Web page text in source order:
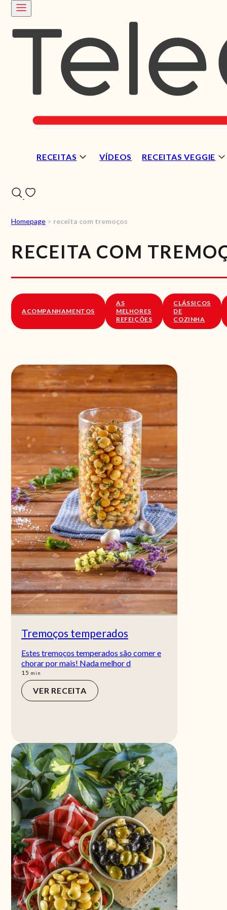
RECEITAS VÍDEOS RECEITAS VEGGIE
Homepage > receita com tremoços
RECEITA COM
ACOMPANHAMENTOS
AS
MELHORES
REFEIÇÕES
CLÁSSICOS
DE
COZINHA
Tremoços temperados
Estes tremoços temperados são comer e
chorar por mais! Nada melhor d
15 min
min
VER RECEITA